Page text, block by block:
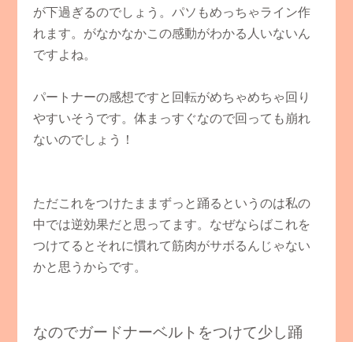
が下過ぎるのでしょう。パソもめっちゃライン作
れます。がなかなかこの感動がわかる人いないん
ですよね。
パートナーの感想ですと回転がめちゃめちゃ回り
やすいそうです。体まっすぐなので回っても崩れ
ないのでしょう！
ただこれをつけたままずっと踊るというのは私の
中では逆効果だと思ってます。なぜならばこれを
つけてるとそれに慣れて筋肉がサボるんじゃない
かと思うからです。
なのでガードナーベルトをつけて少し踊